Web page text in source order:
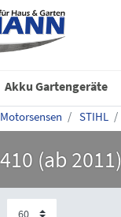
Akku Gartengeräte
Motorsensen STIHL
(ab 2011)